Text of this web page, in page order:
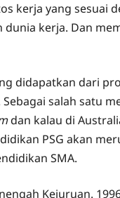
kerja yang sesuai
kerja. Dan
didapatkan dari
salah satu
dan kalau di
PSG akan
SMA.
Kejuruan.